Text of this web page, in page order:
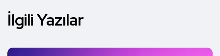
İlgili Yazılar